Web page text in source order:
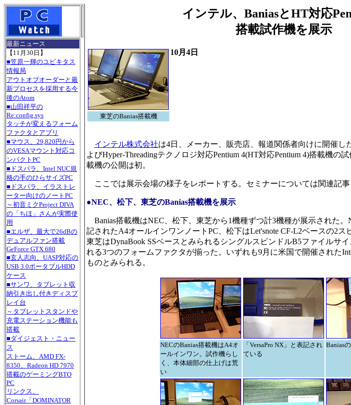
最新ニュース
【11月30日】
■笠原一輝のユビキタス
情報局
アウトオブオーダーと最
新プロセスを採用する今
後のAtom
■山田祥平の
Re:config.sys
タッチが変えるフォーム
ファクタとアプリ
■マウス、29,820円から
のVESAマウント対応コ
ンパクトPC
■ドスパラ、Intel NUC規
格の手のひらサイズPC
■ドスパラ、イラストレ
ーター向けのノートPC
～初音ミクProject DIVA
の「ちほ」さんが実際使
用
■エルザ、最大で26dBの
デュアルファン搭載
GeForce GTX 680
■玄人志向、UASP対応の
USB 3.0ポータブルHDD
ケース
■サンワ、タブレット収
納引き出し付きディスプ
レイ台
～タブレットスタンドや
充電ステーション機能も
搭載
■ダイジェスト・ニュー
ス
ストーム、AMD FX-
8350、Radeon HD 7970
搭載のゲーミングBTO
PC
リンクス、
Corsair「DOMINATOR
インテル、BaniasとHT対応
搭載試作機を展示
東芝のBanias搭載機
10月4日
インテル株式会社は4日、メーカー、販売店、報道関係者向けに開催し
よびHyper-Threadingテクノロジ対応Pentium 4(HT対応Pentium 4)搭載機の
載機の公開は初。
ここでは展示会場の様子をレポートする。セミナーについては関連記事
●NEC、松下、東芝のBanias搭載機を展示
Banias搭載機はNEC、松下、東芝から1機種ずつ計3機種が展示された。
記されたA4オールインワンノートPC、松下はLet'snote CF-L2ベースの2ス
東芝はDynaBook SSベースとみられるシングルスピンドルB5ファイルサ
れる3つのフォームファクタが揃った。いずれも9月に米国で開催された
ものとみられる。
NECのBanias搭載機はA4オ
ールインワン。試作機らし
く、本体細部の仕上げは荒
い
「VersaPro NX」と表記され
ている
Banias